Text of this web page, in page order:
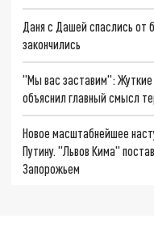
Даня с Дашей спаслись от
закончились
"Мы вас заставим": Жуткие
объяснил главный смысл
Новое масштабнейшее
Путину. "Львов Кима"
Запорожьем